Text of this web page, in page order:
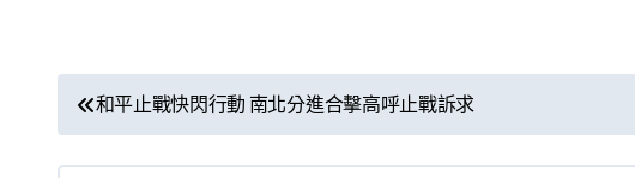
文
章
和平止戰快閃行動 南北分進合擊高呼止戰訴求